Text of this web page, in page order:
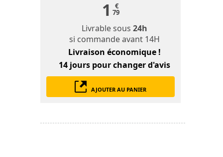
1 €
79
Livrable sous24h
si commande avant 14H
Livraison économique !
14 jours pour changer d'avis
AJOUTER AU PANIER